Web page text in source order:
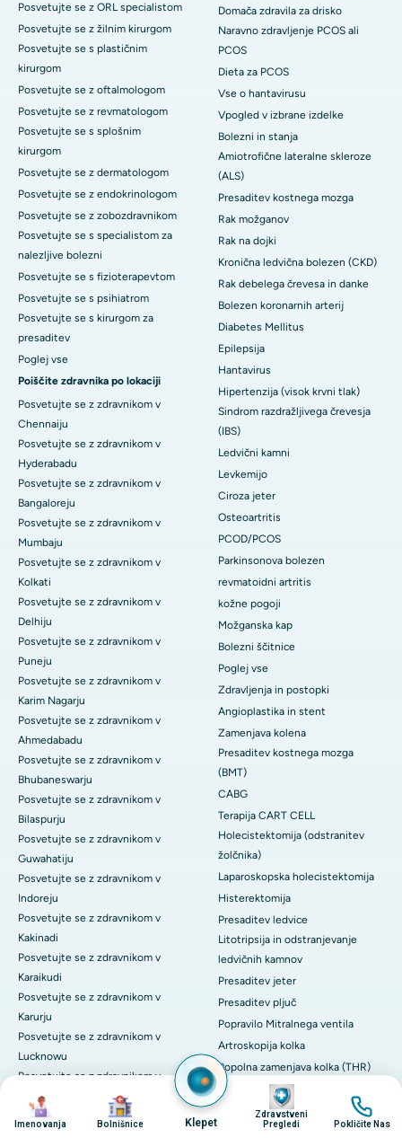
Image
Imenovanja
Image
Bolnišnice Klepet
Image
Zdravstveni
Pregledi
Image
Pokličite Nas
Posvetujte se z ORL specialistom
Posvetujte se z žilnim kirurgom
Posvetujte se s plastičnim
kirurgom
Posvetujte se z oftalmologom
Posvetujte se z revmatologom
Posvetujte se s splošnim
kirurgom
Posvetujte se z dermatologom
Posvetujte se z endokrinologom
Posvetujte se z zobozdravnikom
Posvetujte se s specialistom za
nalezljive bolezni
Posvetujte se s fizioterapevtom
Posvetujte se s psihiatrom
Posvetujte se s kirurgom za
presaditev
Poglej vse
Poiščite zdravnika po lokaciji
Posvetujte se z zdravnikom v
Chennaiju
Posvetujte se z zdravnikom v
Hyderabadu
Posvetujte se z zdravnikom v
Bangaloreju
Posvetujte se z zdravnikom v
Mumbaju
Posvetujte se z zdravnikom v
Kolkati
Posvetujte se z zdravnikom v
Delhiju
Posvetujte se z zdravnikom v
Puneju
Posvetujte se z zdravnikom v
Karim Nagarju
Posvetujte se z zdravnikom v
Ahmedabadu
Posvetujte se z zdravnikom v
Bhubaneswarju
Posvetujte se z zdravnikom v
Bilaspurju
Posvetujte se z zdravnikom v
Guwahatiju
Posvetujte se z zdravnikom v
Indoreju
Posvetujte se z zdravnikom v
Kakinadi
Posvetujte se z zdravnikom v
Karaikudi
Posvetujte se z zdravnikom v
Karurju
Posvetujte se z zdravnikom v
Lucknowu
Posvetujte se z zdravnikom v
Maduraju
Posvetujte se z zdravnikom v
Domača zdravila za drisko
Naravno zdravljenje PCOS ali
PCOS
Dieta za PCOS
Vse o hantavirusu
Vpogled v izbrane izdelke
Bolezni in stanja
Amiotrofične lateralne skleroze
(ALS)
Presaditev kostnega mozga
Rak možganov
Rak na dojki
Kronična ledvična bolezen (CKD)
Rak debelega črevesa in danke
Bolezen koronarnih arterij
Diabetes Mellitus
Epilepsija
Hantavirus
Hipertenzija (visok krvni tlak)
Sindrom razdražljivega črevesja
(IBS)
Ledvični kamni
Levkemijo
Ciroza jeter
Osteoartritis
PCOD/PCOS
Parkinsonova bolezen
revmatoidni artritis
kožne pogoji
Možganska kap
Bolezni ščitnice
Poglej vse
Zdravljenja in postopki
Angioplastika in stent
Zamenjava kolena
Presaditev kostnega mozga
(BMT)
CABG
Terapija CART CELL
Holecistektomija (odstranitev
žolčnika)
Laparoskopska holecistektomija
Histerektomija
Presaditev ledvice
Litotripsija in odstranjevanje
ledvičnih kamnov
Presaditev jeter
Presaditev pljuč
Popravilo Mitralnega ventila
Artroskopija kolka
Popolna zamenjava kolka (THR)
Protonska terapija
Poglej vse
Vodnik po simptomih